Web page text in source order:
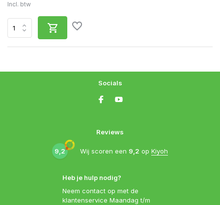
Incl. btw
Heb je hulp nodig?
Neem contact op met de
klantenservice Maandag t/m
Reviews
9,2 Wij scoren een 9,2 op Kiyoh
Socials